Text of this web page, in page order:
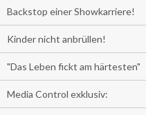
Backstop einer Showkarriere!
Kinder nicht anbrüllen!
"Das Leben fickt am härtesten"
Media Control exklusiv: